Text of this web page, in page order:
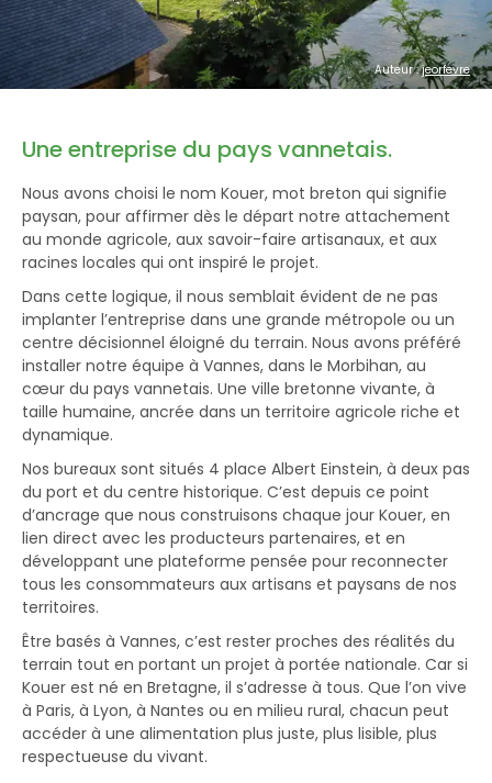
Auteur : jeorfevre
Une entreprise du pays vannetais.
Nous avons choisi le nom Kouer, mot breton qui signifie
paysan, pour affirmer dès le départ notre attachement
au monde agricole, aux savoir-faire artisanaux, et aux
racines locales qui ont inspiré le projet.
Dans cette logique, il nous semblait évident de ne pas
implanter l’entreprise dans une grande métropole ou un
centre décisionnel éloigné du terrain. Nous avons préféré
installer notre équipe à Vannes, dans le Morbihan, au
cœur du pays vannetais. Une ville bretonne vivante, à
taille humaine, ancrée dans un territoire agricole riche et
dynamique.
Nos bureaux sont situés 4 place Albert Einstein, à deux pas
du port et du centre historique. C’est depuis ce point
d’ancrage que nous construisons chaque jour Kouer, en
lien direct avec les producteurs partenaires, et en
développant une plateforme pensée pour reconnecter
tous les consommateurs aux artisans et paysans de nos
territoires.
Être basés à Vannes, c’est rester proches des réalités du
terrain tout en portant un projet à portée nationale. Car si
Kouer est né en Bretagne, il s’adresse à tous. Que l’on vive
à Paris, à Lyon, à Nantes ou en milieu rural, chacun peut
accéder à une alimentation plus juste, plus lisible, plus
respectueuse du vivant.